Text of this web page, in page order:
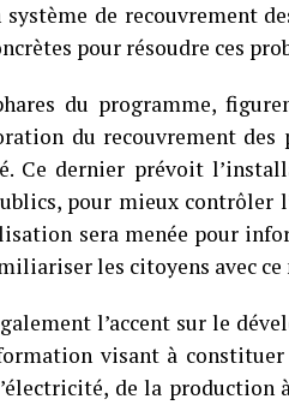
de recouvrement
pour résoudre ces
du programme,
du recouvrement
Ce dernier prévoit
pour mieux contrôler
sera menée pour
les citoyens avec ce
l’accent sur le
visant à
de la